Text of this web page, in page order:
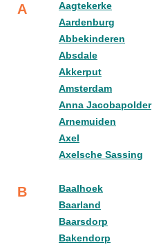
A
Aagtekerke
Aardenburg
Abbekinderen
Absdale
Akkerput
Amsterdam
Anna Jacobapolder
Arnemuiden
Axel
Axelsche Sassing
B
Baalhoek
Baarland
Baarsdorp
Bakendorp